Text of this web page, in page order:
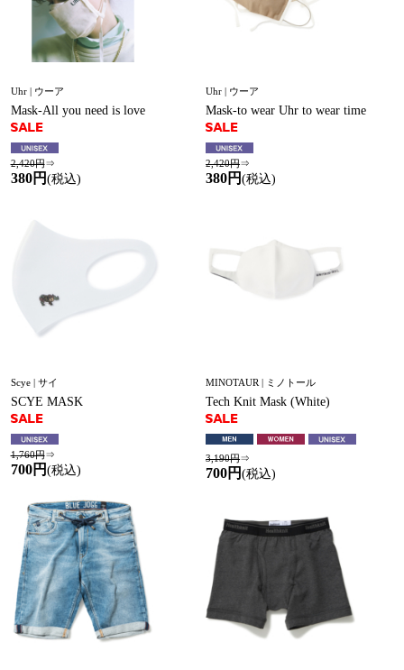
Uhr | ウーア
Mask-All you need is love
2,420円⇒
380円 (税込)
Uhr | ウーア
Mask-to wear Uhr to wear time
2,420円⇒
380円(税込)
Scye | サイ
SCYE MASK
1,760円⇒
700円 (税込)
MINOTAUR | ミノトール
Tech Knit Mask (White)
3,190円⇒
700円(税込)